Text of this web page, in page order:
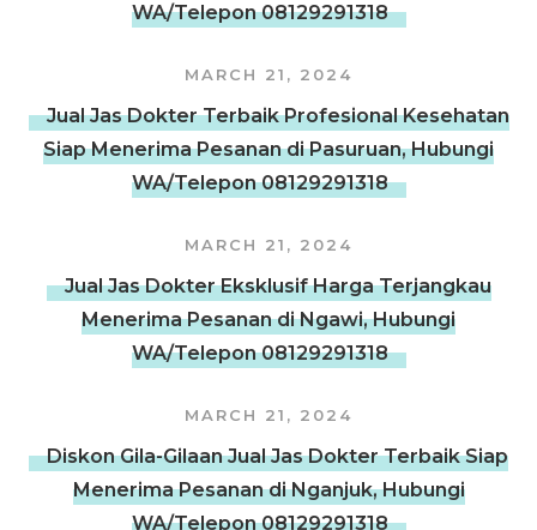
WA/Telepon 08129291318
MARCH 21, 2024
Jual Jas Dokter Terbaik Profesional Kesehatan
Siap Menerima Pesanan di Pasuruan, Hubungi
WA/Telepon 08129291318
MARCH 21, 2024
Jual Jas Dokter Eksklusif Harga Terjangkau
Menerima Pesanan di Ngawi, Hubungi
WA/Telepon 08129291318
MARCH 21, 2024
Diskon Gila-Gilaan Jual Jas Dokter Terbaik Siap
Menerima Pesanan di Nganjuk, Hubungi
WA/Telepon 08129291318